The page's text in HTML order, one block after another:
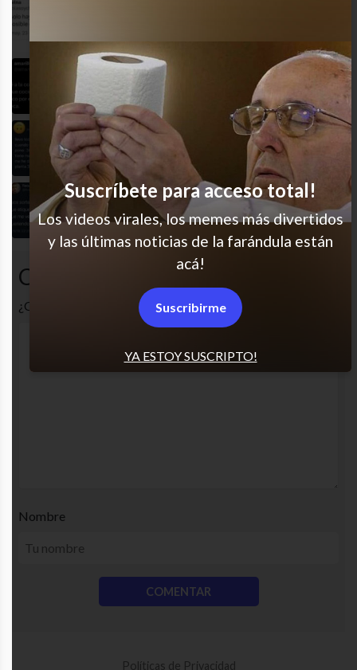
Manteca = amor?
Sabían eso?
Ay los odio
Comentarios
¿Cuál es tu opinión? Comenta!
Nombre
Políticas de Privacidad
YA ESTOY SUSCRIPTO!
Suscríbete para acceso total!
Los videos virales, los memes más divertidos
y las últimas noticias de la farándula están
acá!
Suscribirme